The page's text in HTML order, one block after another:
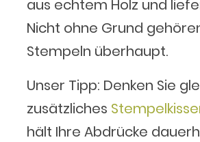
aus echtem Holz und
Nicht ohne Grund
Stempeln überhaupt.
Unser Tipp: Denken Sie
zusätzliches
hält Ihre Abdrücke